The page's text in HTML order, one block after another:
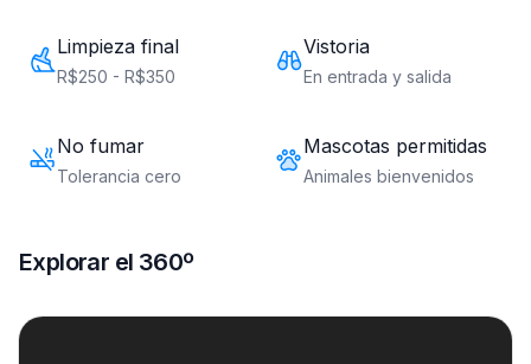
Limpieza final
R$250 - R$350
Vistoria
En entrada y salida
No fumar
Tolerancia cero
Mascotas permitidas
Animales bienvenidos
Explorar el 360º